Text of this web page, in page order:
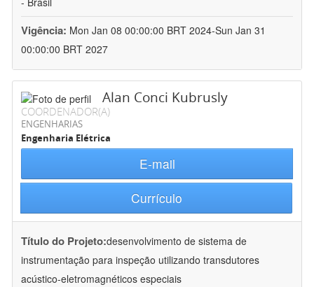
Vigência: Mon Jan 08 00:00:00 BRT 2024-Sun Jan 31
00:00:00 BRT 2027
Alan Conci Kubrusly
COORDENADOR(A)
ENGENHARIAS
Engenharia Elétrica
E-mail
Currículo
Título do Projeto:desenvolvimento de sistema de
instrumentação para inspeção utilizando transdutores
acústico-eletromagnéticos especiais